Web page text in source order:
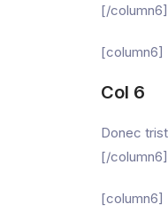
[/column6]
[column6]
Col 6
Donec
[/column6]
[column6]